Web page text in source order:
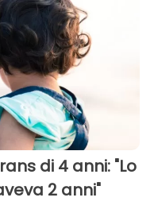
di 4 anni: "Lo
2 anni"